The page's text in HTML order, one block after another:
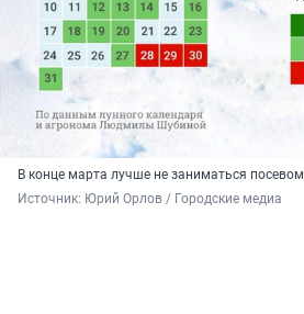
В конце марта лучше не заниматься посевом
Источник: Юрий Орлов / Городские медиа